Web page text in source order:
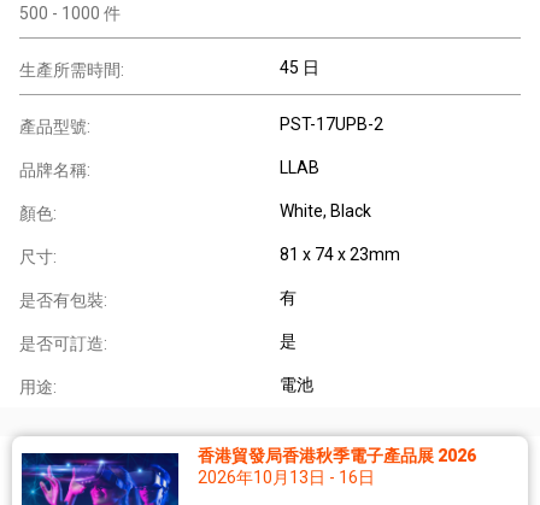
500 - 1000 件
生產所需時間: 45 日
產品型號: PST-17UPB-2
品牌名稱: LLAB
顏色: White, Black
尺寸: 81 x 74 x 23mm
是否有包裝: 有
是否可訂造: 是
用途: 電池
香港貿發局香港秋季電子產品展 2026
2026年10月13日 - 16日